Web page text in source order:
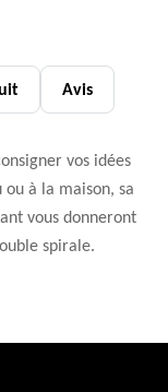
Avis
vos idées
ou à la maison, sa
vous donneront
spirale.